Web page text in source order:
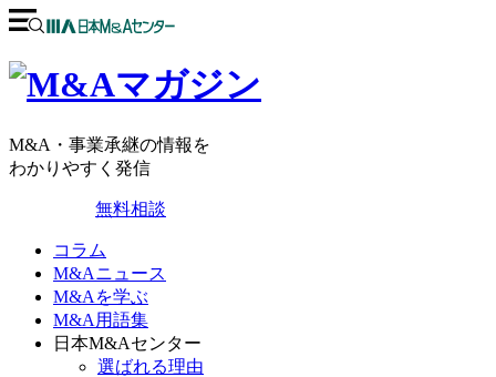
M&A・事業承継の情報を
わかりやすく発信
無料相談
コラム
M&Aニュース
M&Aを学ぶ
M&A用語集
日本M&Aセンター
選ばれる理由